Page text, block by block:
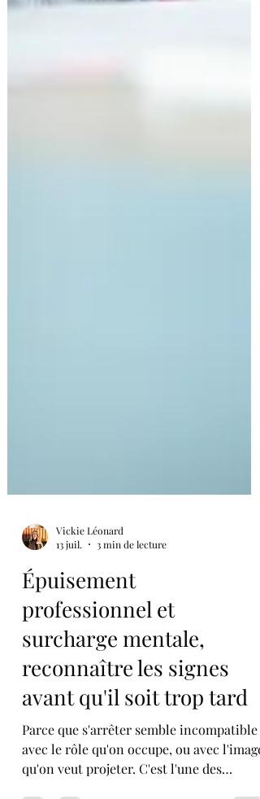
13 juil.
3 min de lecture
Épuisement
professionnel et
surcharge mentale,
reconnaître les signes
avant qu'il soit trop tard
Parce que s'arrêter semble incompatible
avec le rôle qu'on occupe, ou avec l'image